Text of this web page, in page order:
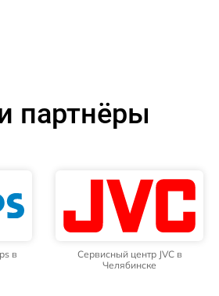
партнёры
в
Сервисный центр JVC в
Челябинске